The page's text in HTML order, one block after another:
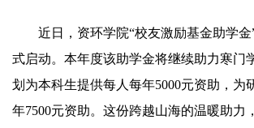
近日，资环学院“校友激励基金助学金
式启动。本年度该助学金将继续助力寒门
划为本科生提供每人每年5000元资助，为
年7500元资助。这份跨越山海的温暖助力